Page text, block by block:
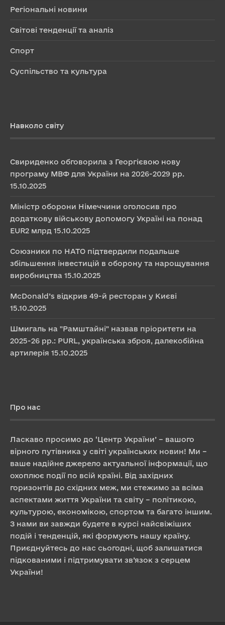
Регіональні новини
Світові тенденції та аналіз
Спорт
Суспільство та культура
Навколо світу
Свириденко обговорила з Георгієвою нову
програму МВФ для України на 2026-2029 рр.
15.10.2025
Міністр оборони Німеччини оголосив про
додаткову військову допомогу Україні на понад
EUR2 млрд 15.10.2025
Союзники по НАТО підтвердили подальше
збільшення інвестицій в оборону та нарощування
виробництва 15.10.2025
McDonald’s відкрив 49-й ресторан у Києві
15.10.2025
Шмигаль на "Рамштайні" назвав пріоритети на
2025-26 рр.: PURL, українська зброя, далекобійна
артилерія 15.10.2025
Про нас
Ласкаво просимо до ‘Центр України’ – вашого
вірного путівника у світі українських новин! Ми –
ваше надійне джерело актуальної інформації, що
охоплює події по всій країні. Від західних
горизонтів до східних меж, ми стежимо за всіма
аспектами життя України та світу – політикою,
культурою, економікою, спортом та багато іншим.
З нами ви завжди будете в курсі найсвіжіших
подій і тенденцій, які формують нашу країну.
Приєднуйтесь до нас сьогодні, щоб залишатися
підкованими і підтримувати зв’язок з серцем
України!